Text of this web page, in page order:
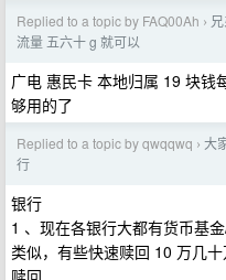
Replied to a topic by FAQ00Ah ›
流量 五六十 g 就可以
广电 惠民卡 本地归属 19 块钱
够用的了
Replied to a topic by qwqqwq › 大
行
银行
1 、现在各银行大都有货币基
类似，有些快速赎回 10 万几
赎回